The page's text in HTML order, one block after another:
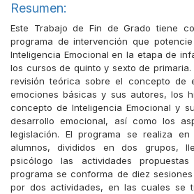
Resumen:
Este Trabajo de Fin de Grado tiene
programa de intervención que
Inteligencia Emocional en la etapa de
los cursos de quinto y sexto de
revisión teórica sobre el concepto de
emociones básicas y sus autores, los
concepto de Inteligencia Emocional y
desarrollo emocional, así como los
legislación. El programa se realiza
alumnos, divididos en dos grupos,
psicólogo las actividades
programa se conforma de diez
por dos actividades, en las cuales se